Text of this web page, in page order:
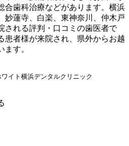
合歯科治療などがあります。横浜
妙蓮寺、白楽、東神奈川、仲木戸
される評判・口コミの歯医者で
患者様が来院され、県外からお越
ます。
イト横浜デンタルクリニック